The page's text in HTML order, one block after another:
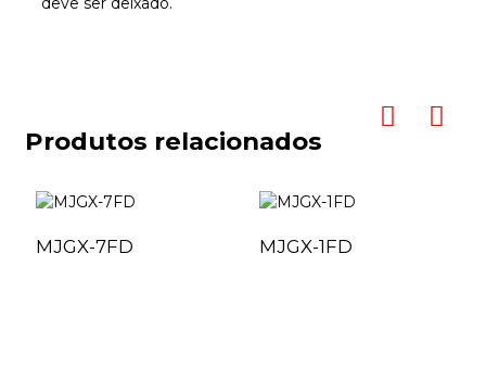
Produtos relacionados
MJGX-7FD MJGX-1FD